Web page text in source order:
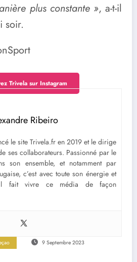
plus constante », a-t-il
soir.
Trivela sur Instagram
Ribeiro
le site Trivela.fr en 2019 et le dirige
ses collaborateurs. Passionné par le
son ensemble, et notamment par
c’est avec toute son énergie et
fait vivre ce média de façon
9 Septembre 2023